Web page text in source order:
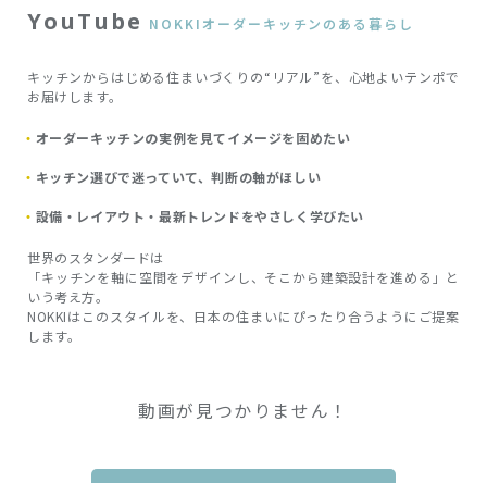
YouTube NOKKIオーダーキッチンのある暮らし
キッチンからはじめる住まいづくりの“リアル”を、心地よいテンポで
お届けします。
オーダーキッチンの実例を見てイメージを固めたい
キッチン選びで迷っていて、判断の軸がほしい
設備・レイアウト・最新トレンドをやさしく学びたい
世界のスタンダードは
「キッチンを軸に空間をデザインし、そこから建築設計を進める」と
いう考え方。
NOKKIはこのスタイルを、日本の住まいにぴったり合うようにご提案
します。
動画が見つかりません！